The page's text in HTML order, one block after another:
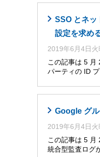
SSO とネッ
設定を求め
2019年6月4日火
この記事は 5 月
パーティの ID
Google グ
2019年6月4日火
この記事は 5 月
統合型監査ログ